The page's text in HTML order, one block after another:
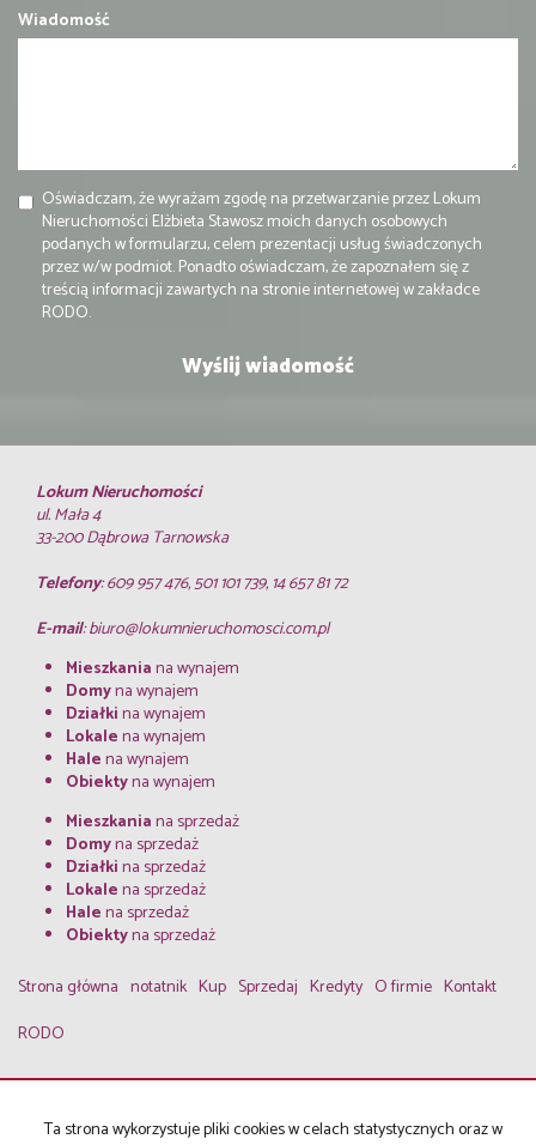
Wiadomość
Oświadczam, że wyrażam zgodę na przetwarzanie przez Lokum
Nieruchomości Elżbieta Stawosz moich danych osobowych
podanych w formularzu, celem prezentacji usług świadczonych
przez w/w podmiot. Ponadto oświadczam, że zapoznałem się z
treścią informacji zawartych na stronie internetowej w zakładce
RODO.
Lokum Nieruchomości
ul. Mała 4
33-200 Dąbrowa Tarnowska
Telefony: 609 957 476, 501 101 739, 14 657 81 72
E-mail:biuro@lokumnieruchomosci.com.pl
Mieszkaniana wynajem
Domyna wynajem
Działkina wynajem
Lokalena wynajem
Halena wynajem
Obiektyna wynajem
Mieszkaniana sprzedaż
Domyna sprzedaż
Działkina sprzedaż
Lokalena sprzedaż
Halena sprzedaż
Obiektyna sprzedaż
Strona główna notatnik Kup Sprzedaj Kredyty O firmie Kontakt
RODO
Lokum 2026Program dla biur nieruchomościGalactica Virgo
Ta strona wykorzystuje pliki cookies w celach statystycznych oraz w